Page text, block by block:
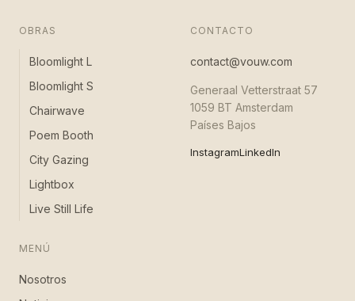
OBRAS
Bloomlight L
Bloomlight S
Chairwave
Poem Booth
City Gazing
Lightbox
Live Still Life
MENÚ
Nosotros
CONTACTO
contact@vouw.com
Generaal Vetterstraat 57
1059 BT Amsterdam
Países Bajos
InstagramLinkedIn